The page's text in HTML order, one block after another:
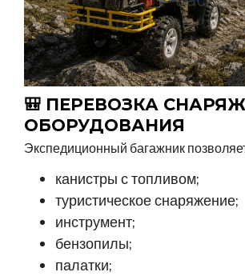
🎒 ПЕРЕВОЗКА
ОБОРУДОВАНИЯ
Экспедиционный багажник
канистры с топливом;
туристическое снаряжение;
инструмент;
бензопилы;
палатки;